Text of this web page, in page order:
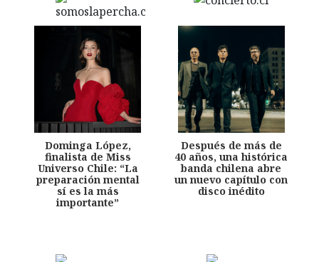
Dominga López,
finalista de Miss
Universo Chile: “La
preparación mental
sí es la más
importante”
Después de más de
40 años, una histórica
banda chilena abre
un nuevo capítulo con
disco inédito